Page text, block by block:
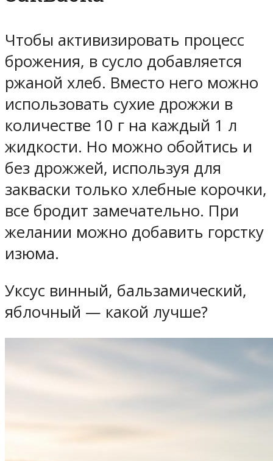
Чтобы активизировать процесс
брожения, в сусло добавляется
ржаной хлеб. Вместо него можно
использовать сухие дрожжи в
количестве 10 г на каждый 1 л
жидкости. Но можно обойтись и
без дрожжей, используя для
закваски только хлебные корочки,
все бродит замечательно. При
желании можно добавить горстку
изюма.
Уксус винный, бальзамический,
яблочный — какой лучше?